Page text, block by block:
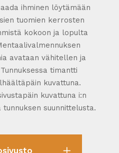
ihminen löytämään
tuomien kerrosten
kokoon ja lopulta
avataan vähitellen ja
timantti
kuvattuna.
kuvattuna i:n
suunnittelusta.